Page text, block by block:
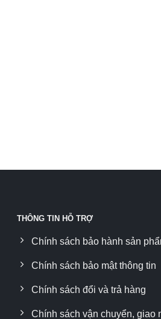
THÔNG TIN HỖ TRỢ
Chính sách bảo hành sản
Chính sách bảo mật thông tin
Chính sách đổi và trả hàng
Chính sách vận chuyển, giao